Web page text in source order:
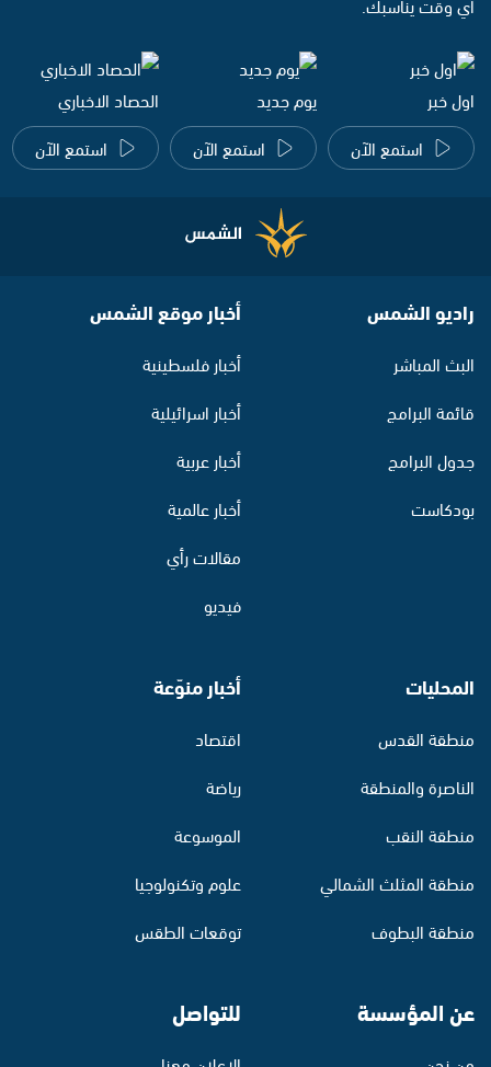
اول خبر
استمع الآن
يوم جديد
استمع الآن
الحصاد الاخباري
استمع الآن
راديو الشمس
البث المباشر
قائمة البرامج
جدول البرامج
بودكاست
أخبار موقع الشمس
أخبار فلسطينية
أخبار اسرائيلية
أخبار عربية
أخبار عالمية
مقالات رأي
فيديو
المحليات
منطقة القدس
الناصرة والمنطقة
منطقة النقب
منطقة المثلث الشمالي
منطقة البطوف
أخبار منوّعة
اقتصاد
رياضة
الموسوعة
علوم وتكنولوجيا
توقعات الطقس
عن المؤسسة للتواصل